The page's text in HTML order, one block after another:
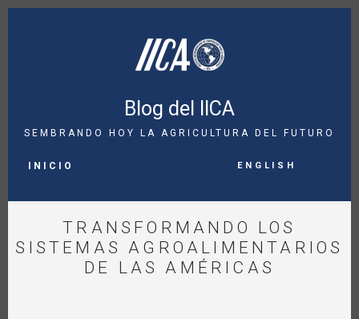
Pasar
Blog del IICA
SEMBRANDO HOY LA AGRICULTURA DEL FUTURO
NAVIGATION
INICIO English
TRANSFORMANDO LOS
SISTEMAS AGROALIMENTARIOS
DE LAS AMÉRICAS